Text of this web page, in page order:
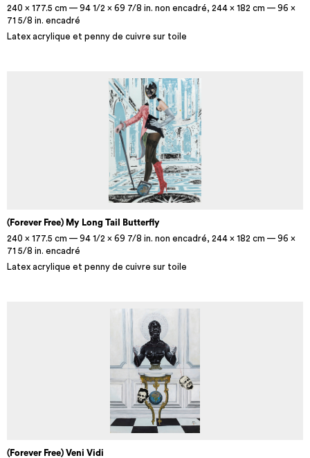
240 x 177.5 cm — 94 1/2 x 69 7/8 in. non encadré, 244 x 182 cm — 96 x
71 5/8 in. encadré
Latex acrylique et penny de cuivre sur toile
(Forever Free) My Long Tail Butterfly
240 x 177.5 cm — 94 1/2 x 69 7/8 in. non encadré, 244 x 182 cm — 96 x
71 5/8 in. encadré
Latex acrylique et penny de cuivre sur toile
(Forever Free) Veni Vidi